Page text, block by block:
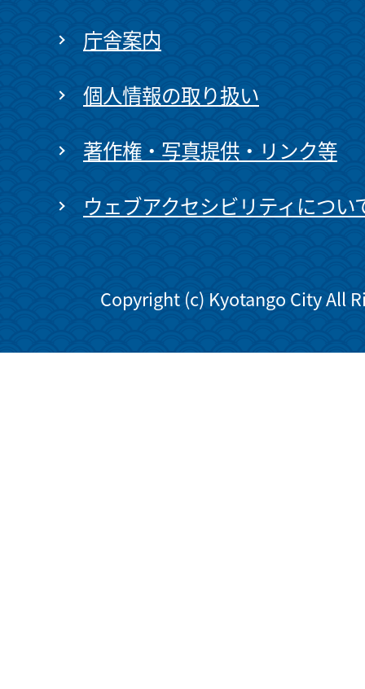
庁舎案内
個人情報の取り扱い
著作権・写真提供・リンク等
ウェブアクセシビリティについ
Copyright (c) Kyotango City All